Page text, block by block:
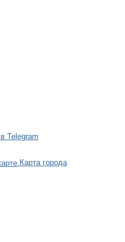
Карта города